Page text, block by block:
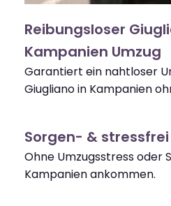
Reibungsloser
Kampanien Umzug
Garantiert ein nahtloser
Giugliano in Kampanien
Sorgen- & stressfrei
Ohne Umzugsstress oder
Kampanien ankommen.